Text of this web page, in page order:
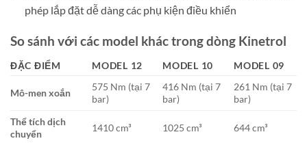
phép lắp đặt dễ dàng các phụ kiện điều khiển
So sánh với các model khác trong dòng Kinetrol
ĐẶC ĐIỂM MODEL 12 MODEL 10 MODEL 09
Mô-men xoắn
575 Nm (tại 7
bar)
416 Nm (tại 7
bar)
261 Nm (tại 7
bar)
Thể tích dịch
chuyển
1410 cm³ 1025 cm³ 644 cm³